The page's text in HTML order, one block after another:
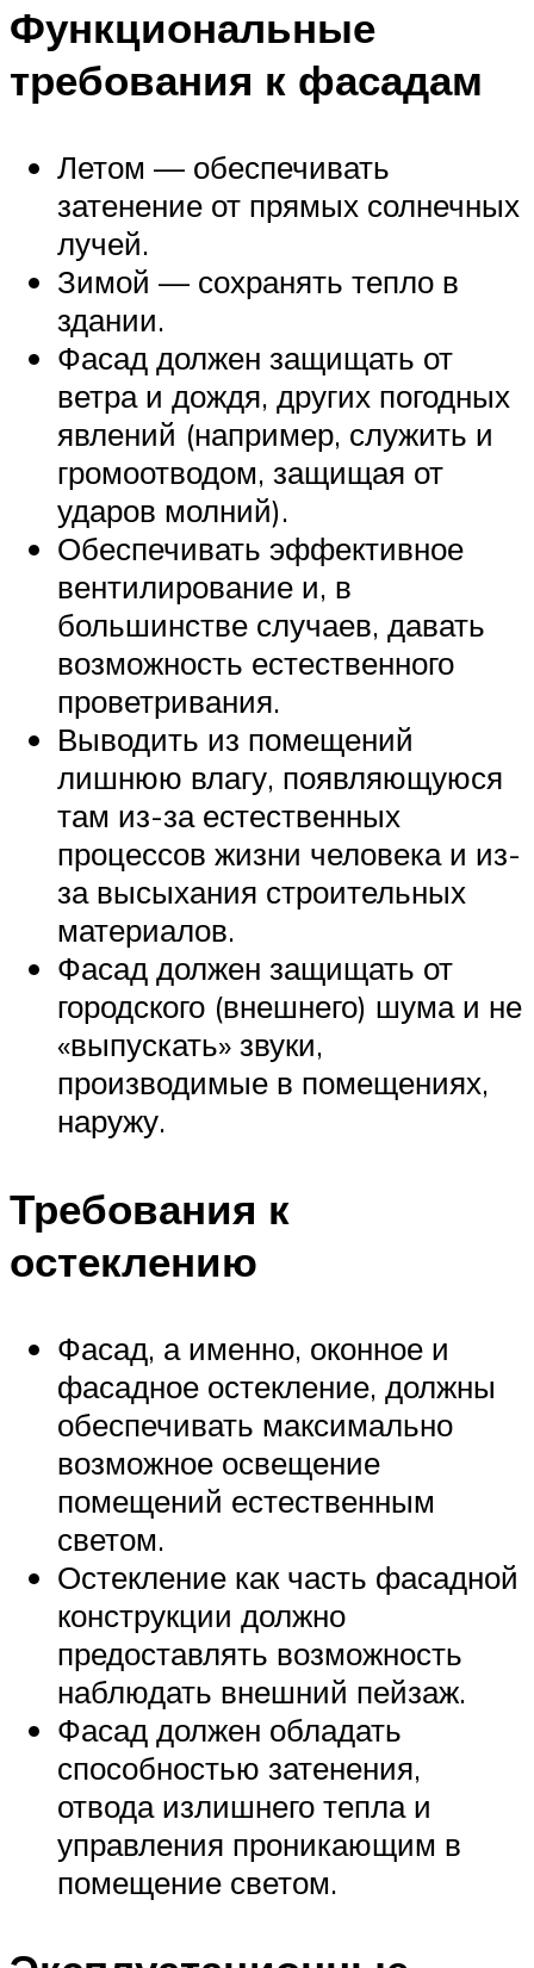
Функциональные
требования к фасадам
Летом — обеспечивать
затенение от прямых солнечных
лучей.
Зимой — сохранять тепло в
здании.
Фасад должен защищать от
ветра и дождя, других погодных
явлений (например, служить и
громоотводом, защищая от
ударов молний).
Обеспечивать эффективное
вентилирование и, в
большинстве случаев, давать
возможность естественного
проветривания.
Выводить из помещений
лишнюю влагу, появляющуюся
там из-за естественных
процессов жизни человека и из-
за высыхания строительных
материалов.
Фасад должен защищать от
городского (внешнего) шума и не
«выпускать» звуки,
производимые в помещениях,
наружу.
Требования к
остеклению
Фасад, а именно, оконное и
фасадное остекление, должны
обеспечивать максимально
возможное освещение
помещений естественным
светом.
Остекление как часть фасадной
конструкции должно
предоставлять возможность
наблюдать внешний пейзаж.
Фасад должен обладать
способностью затенения,
отвода излишнего тепла и
управления проникающим в
помещение светом.